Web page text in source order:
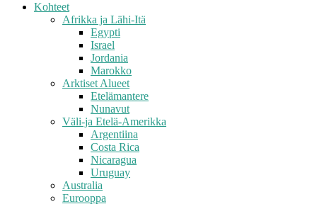
Kohteet
Afrikka ja Lähi-Itä
Egypti
Israel
Jordania
Marokko
Arktiset Alueet
Etelämantere
Nunavut
Väli-ja Etelä-Amerikka
Argentiina
Costa Rica
Nicaragua
Uruguay
Australia
Eurooppa